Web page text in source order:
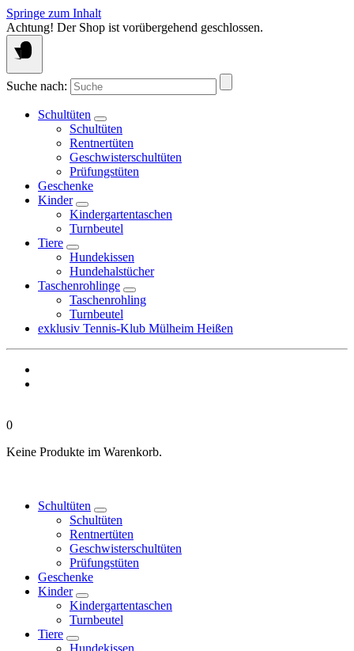
Springe zum Inhalt
Achtung! Der Shop ist vorübergehend geschlossen.
Suche nach:
Schultüten
Schultüten
Rentnertüten
Geschwisterschultüten
Prüfungstüten
Geschenke
Kinder
Kindergartentaschen
Turnbeutel
Tiere
Hundekissen
Hundehalstücher
Taschenrohlinge
Taschenrohling
Turnbeutel
exklusiv Tennis-Klub Mülheim Heißen
0
Keine Produkte im Warenkorb.
Schultüten
Schultüten
Rentnertüten
Geschwisterschultüten
Prüfungstüten
Geschenke
Kinder
Kindergartentaschen
Turnbeutel
Tiere
Hundekissen